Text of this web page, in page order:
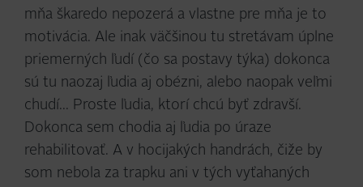
mňa škaredo nepozerá a vlastne pre mňa je to
motivácia. Ale inak väčšinou tu stretávam úplne
priemerných ľudí (čo sa postavy týka) dokonca
sú tu naozaj ľudia aj obézni, alebo naopak veľmi
chudí... Proste ľudia, ktorí chcú byť zdravší.
Dokonca sem chodia aj ľudia po úraze
rehabilitovať. A v hocijakých handrách, čiže by
som nebola za trapku ani v tých vyťahaných